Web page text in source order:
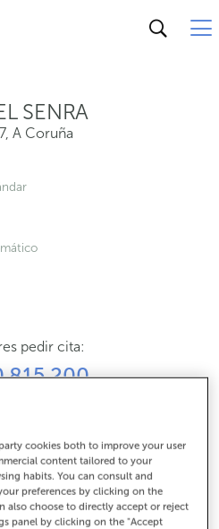
SENRA
, A Coruña
pedir cita:
815 200
chegar
cookies both to improve your user
content tailored to your
habits. You can consult and
preferences by clicking on the
also choose to directly accept or reject
panel by clicking on the "Accept
A Coruña